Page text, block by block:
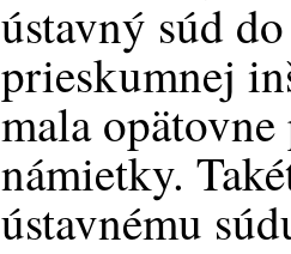
ústavný súd
prieskumnej
mala
námietky.
ústavnému